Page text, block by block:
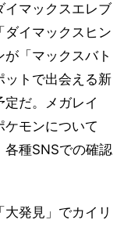
イマックスエレブ
ダイマックスヒン
「マックスバト
ットで出会える新
だ。メガレイ
ケモンについて
各種SNSでの確認
発見」でカイリ